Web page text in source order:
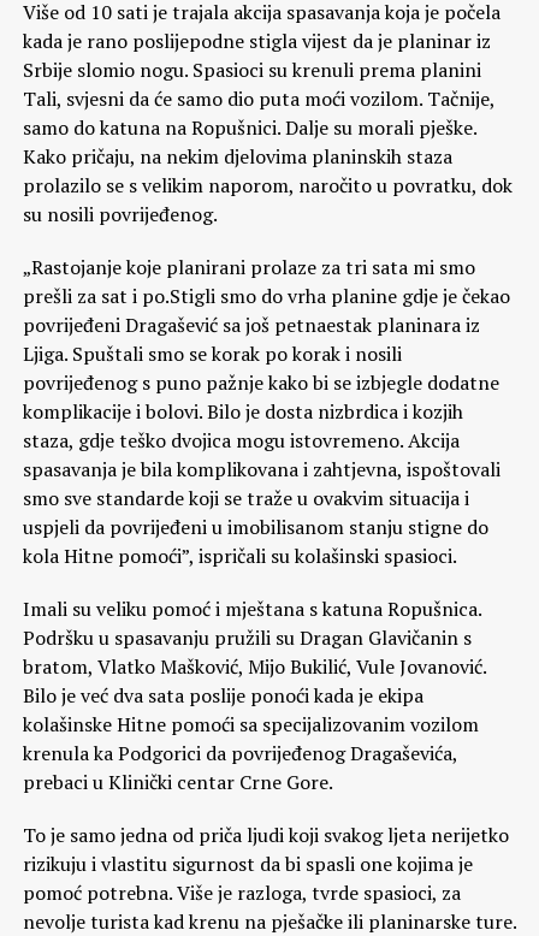
Više od 10 sati je trajala akcija spasavanja koja je počela
kada je rano poslijepodne stigla vijest da je planinar iz
Srbije slomio nogu. Spasioci su krenuli prema planini
Tali, svjesni da će samo dio puta moći vozilom. Tačnije,
samo do katuna na Ropušnici. Dalje su morali pješke.
Kako pričaju, na nekim djelovima planinskih staza
prolazilo se s velikim naporom, naročito u povratku, dok
su nosili povrijeđenog.
„Rastojanje koje planirani prolaze za tri sata mi smo
prešli za sat i po.Stigli smo do vrha planine gdje je čekao
povrijeđeni Dragašević sa još petnaestak planinara iz
Ljiga. Spuštali smo se korak po korak i nosili
povrijeđenog s puno pažnje kako bi se izbjegle dodatne
komplikacije i bolovi. Bilo je dosta nizbrdica i kozjih
staza, gdje teško dvojica mogu istovremeno. Akcija
spasavanja je bila komplikovana i zahtjevna, ispoštovali
smo sve standarde koji se traže u ovakvim situacija i
uspjeli da povrijeđeni u imobilisanom stanju stigne do
kola Hitne pomoći”, ispričali su kolašinski spasioci.
Imali su veliku pomoć i mještana s katuna Ropušnica.
Podršku u spasavanju pružili su Dragan Glavičanin s
bratom, Vlatko Mašković, Mijo Bukilić, Vule Jovanović.
Bilo je već dva sata poslije ponoći kada je ekipa
kolašinske Hitne pomoći sa specijalizovanim vozilom
krenula ka Podgorici da povrijeđenog Dragaševića,
prebaci u Klinički centar Crne Gore.
To je samo jedna od priča ljudi koji svakog ljeta nerijetko
rizikuju i vlastitu sigurnost da bi spasli one kojima je
pomoć potrebna. Više je razloga, tvrde spasioci, za
nevolje turista kad krenu na pješačke ili planinarske ture.